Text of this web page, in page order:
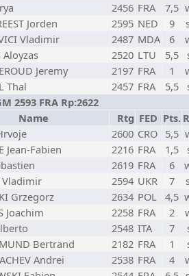
2456 FRA 7,5
Jorden 2595 NED 9
Vladimir 2487 MDA 6
Aloyzas 2520 LTU 5,5
Jeremy 2197 FRA 1
Thal 2457 FRA 5,5
2593 FRA Rp:2622
Name Rtg FED Pts.
2600 CRO 5,5
Jean-Fabien 2216 FRA 1,5
2619 FRA 6
Vladimir 2594 UKR 7
Grzegorz 2634 POL 4,5
Joachim 2258 FRA 2
2548 ITA 7
Bertrand 2182 FRA 1
Andrei 2538 FRA 4